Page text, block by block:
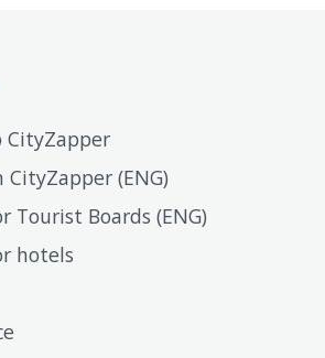
CityZapper
(ENG)
Tourist Boards (ENG)
hotels